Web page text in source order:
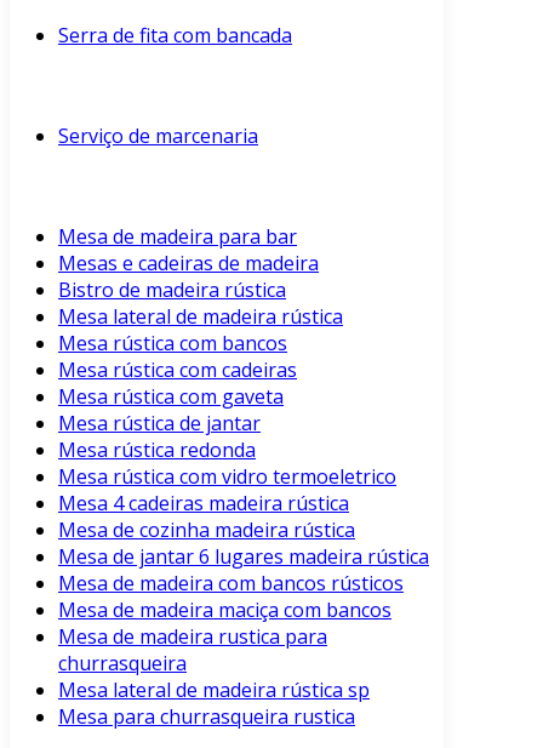
Serra de fita com bancada
Serviço de marcenaria
Mesa de madeira para bar
Mesas e cadeiras de madeira
Bistro de madeira rústica
Mesa lateral de madeira rústica
Mesa rústica com bancos
Mesa rústica com cadeiras
Mesa rústica com gaveta
Mesa rústica de jantar
Mesa rústica redonda
Mesa rústica com vidro termoeletrico
Mesa 4 cadeiras madeira rústica
Mesa de cozinha madeira rústica
Mesa de jantar 6 lugares madeira rústica
Mesa de madeira com bancos rústicos
Mesa de madeira maciça com bancos
Mesa de madeira rustica para
churrasqueira
Mesa lateral de madeira rústica sp
Mesa para churrasqueira rustica